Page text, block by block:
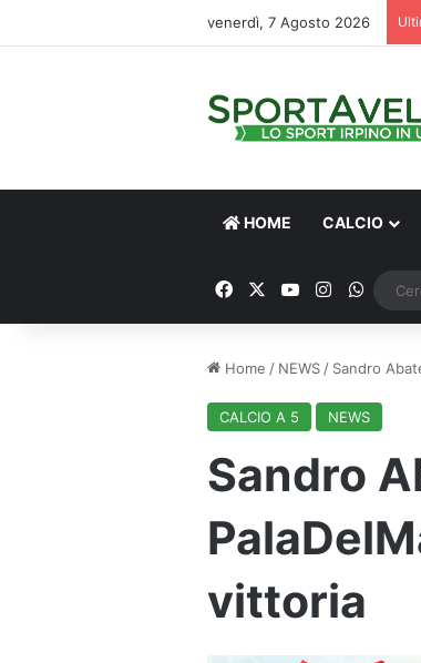
venerdì, 7 Agosto 2026
HOME CALCIO
FacebookYou TubeInstagram
Home / NEWS / Sandro
CALCIO A 5 NEWS
Sandro
vittoria